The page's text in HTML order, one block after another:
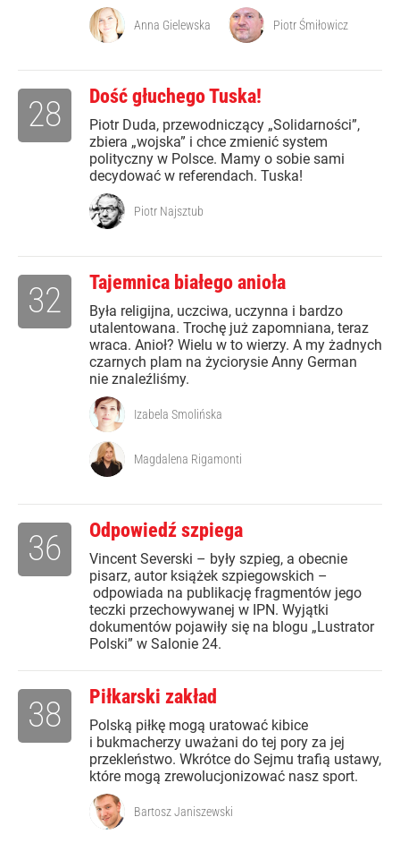
Anna Gielewska Piotr Śmiłowicz
Dość głuchego Tuska!
Piotr Duda, przewodniczący „Solidarności”,
zbiera „wojska” i chce zmienić system
polityczny w Polsce. Mamy o sobie sami
decydować w referendach. Tuska!
28
Piotr Najsztub
Tajemnica białego anioła
Była religijna, uczciwa, uczynna i bardzo
utalentowana. Trochę już zapomniana, teraz
wraca. Anioł? Wielu w to wierzy. A my żadnych
czarnych plam na życiorysie Anny German
nie znaleźliśmy.
32
Izabela Smolińska
Magdalena Rigamonti
Odpowiedź szpiega
Vincent Severski – były szpieg, a obecnie
pisarz, autor książek szpiegowskich –
odpowiada na publikację fragmentów jego
teczki przechowywanej w IPN. Wyjątki
dokumentów pojawiły się na blogu „Lustrator
Polski” w Salonie 24.
36
Piłkarski zakład
Polską piłkę mogą uratować kibice
i bukmacherzy uważani do tej pory za jej
przekleństwo. Wkrótce do Sejmu trafią ustawy,
które mogą zrewolucjonizować nasz sport.
38
Bartosz Janiszewski